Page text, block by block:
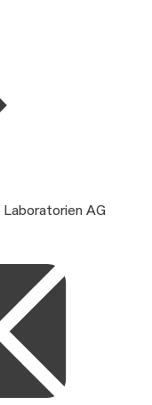
AG